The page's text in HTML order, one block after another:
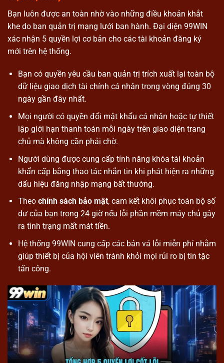
Bạn luôn được an toàn nhờ vào những điều khoản khắt
khe do ban quản trị mạng lưới ban hành. Đại diện 99WIN
xác nhận 5 quyền lợi cơ bản cho các tài khoản đăng ký
mới trên hệ thống.
Bạn có quyền yêu cầu ban quản trị trích xuất lại toàn bộ
dữ liệu giao dịch tài chính cá nhân trong vòng đúng 30
ngày gần đây nhất.
Mọi người có quyền đổi mật khẩu cá nhân hoặc tự thiết
lập giới hạn thanh toán mỗi ngày trên giao diện trang
chủ mà không cần phải chờ.
Người dùng được cung cấp tính năng khóa tài khoản
khẩn cấp bằng thao tác nhắn tin khi phát hiện ra những
dấu hiệu đăng nhập mạng bất thường.
Theo chính sách bảo mật, cam kết khôi phục toàn bộ số
dư của bạn trong 24 giờ nếu lỗi phần mềm máy chủ gây
ra tình trạng mất mát tiền.
Hệ thống 99WIN cung cấp các bản vá lỗi miễn phí nhằm
giúp thiết bị của hội viên tránh khỏi mọi rủi ro bị tin tặc
tấn công.